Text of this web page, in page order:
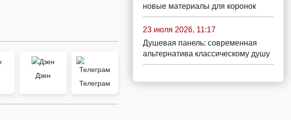
Дзен
Телеграм
новые материалы для коронок
23 июля 2026, 11:17
Душевая панель: современная
альтернатива классическому душу